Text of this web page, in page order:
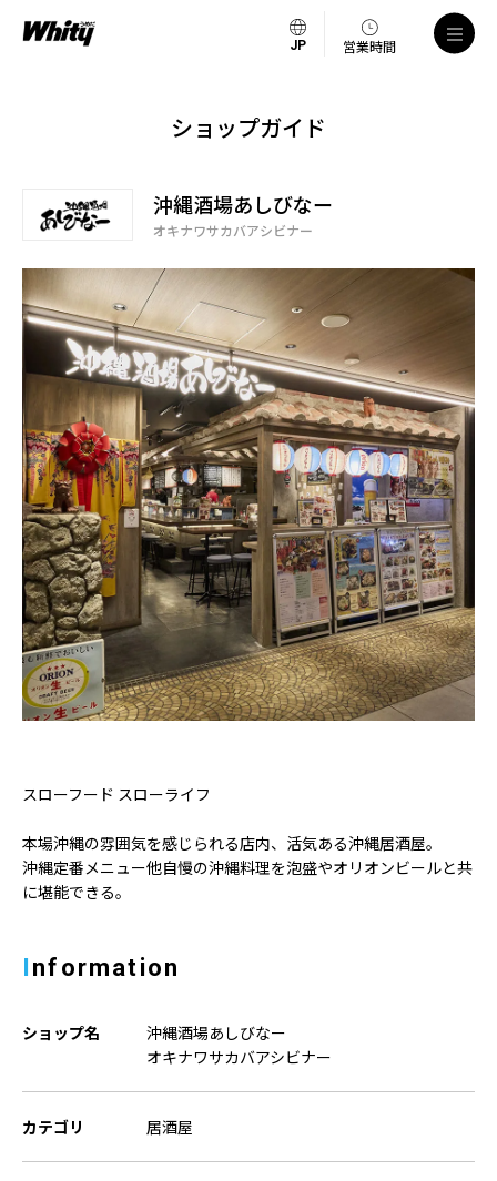
営業時間
ショップガイド
沖縄酒場あしびなー
オキナワサカバアシビナー
スローフード スローライフ
本場沖縄の雰囲気を感じられる店内、活気ある沖縄居酒屋。
沖縄定番メニュー他自慢の沖縄料理を泡盛やオリオンビールと共
に堪能できる。
Information
ショップ名
沖縄酒場あしびなー
オキナワサカバアシビナー
カテゴリ 居酒屋